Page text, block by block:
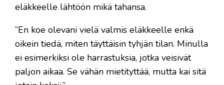
eläkkeelle lähtöön mikä tahansa.
”En koe olevani vielä valmis eläkkeelle enkä
oikein tiedä, miten täyttäisin tyhjän tilan. Minulla
ei esimerkiksi ole harrastuksia, jotka veisivät
paljon aikaa. Se vähän mietityttää, mutta kai sitä